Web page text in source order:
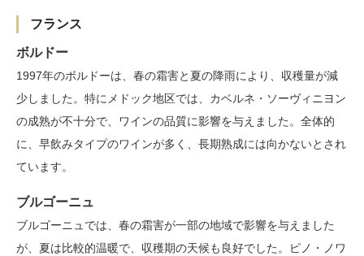
フランス
ボルドー
1997年のボルドーは、春の霜害と夏の降雨により、収穫量が減
少しました。特にメドック地区では、カベルネ・ソーヴィニヨン
の成熟が不十分で、ワインの品質に影響を与えました。全体的
に、早飲みタイプのワインが多く、長期熟成には向かないとされ
ています。
ブルゴーニュ
ブルゴーニュでは、春の霜害が一部の地域で影響を与えました
が、夏は比較的温暖で、収穫期の天候も良好でした。ピノ・ノワ